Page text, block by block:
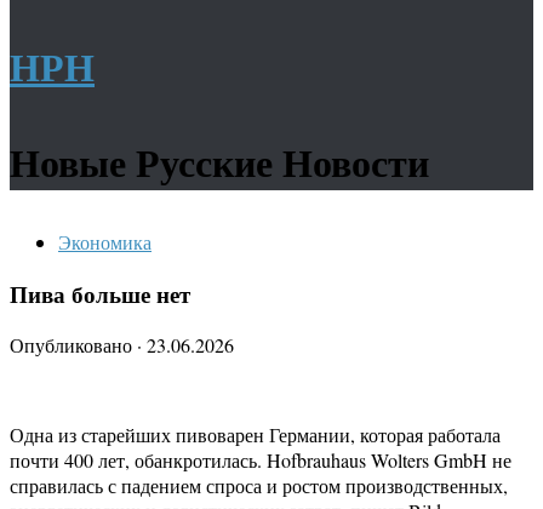
НРН
Новые Русские Новости
Экономика
Пива больше нет
Опубликовано · 23.06.2026
Одна из старейших пивоварен Германии, которая работала
почти 400 лет, обанкротилась. Hofbrauhaus Wolters GmbH не
справилась с падением спроса и ростом производственных,